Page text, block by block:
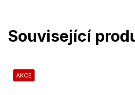
Související
AKCE